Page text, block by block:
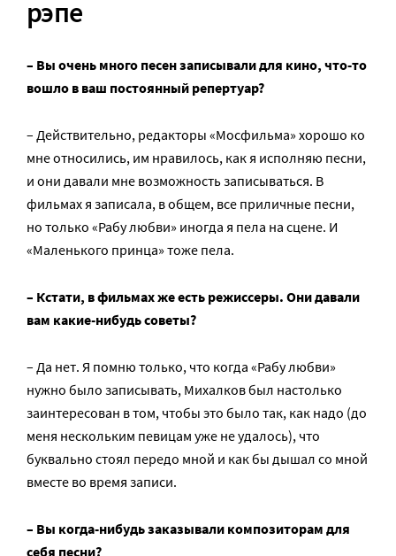
рэпе
– Вы очень много песен записывали для кино, что-то
вошло в ваш постоянный репертуар?
– Действительно, редакторы «Мосфильма» хорошо ко
мне относились, им нравилось, как я исполняю песни,
и они давали мне возможность записываться. В
фильмах я записала, в общем, все приличные песни,
но только «Рабу любви» иногда я пела на сцене. И
«Маленького принца» тоже пела.
– Кстати, в фильмах же есть режиссеры. Они давали
вам какие-нибудь советы?
– Да нет. Я помню только, что когда «Рабу любви»
нужно было записывать, Михалков был настолько
заинтересован в том, чтобы это было так, как надо (до
меня нескольким певицам уже не удалось), что
буквально стоял передо мной и как бы дышал со мной
вместе во время записи.
– Вы когда-нибудь заказывали композиторам для
себя песни?